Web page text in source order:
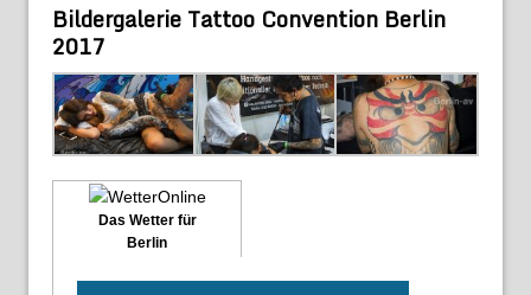
Bildergalerie Tattoo Convention Berlin
2017
Das Wetter für
Berlin